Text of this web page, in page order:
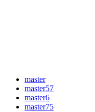
master
master57
master6
master75